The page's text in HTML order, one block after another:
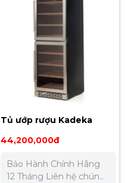
Tủ ướp rượu Kadeka
KA165T
44,200,000đ
Bảo Hành Chính Hãng
12 Tháng Liên hệ chúng